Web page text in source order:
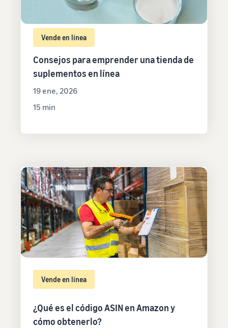
Vende en línea
Consejos para emprender una tienda de
suplementos en línea
19 ene, 2026
15 min
Vende en línea
¿Qué es el código ASIN en Amazon y
cómo obtenerlo?